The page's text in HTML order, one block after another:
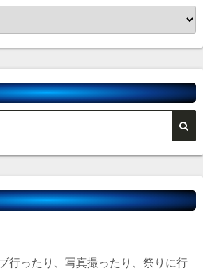
行ったり、写真撮ったり、祭りに行